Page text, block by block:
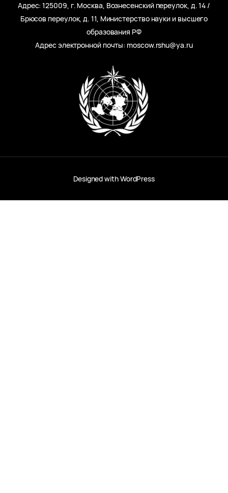
Адрес: 125009, г. Москва, Вознесенский переулок, д. 14 /
Брюсов переулок, д. 11, Министерство науки и высшего
образования РФ
Адрес электронной почты: moscow.rshu@ya.ru
Designed withWordPress